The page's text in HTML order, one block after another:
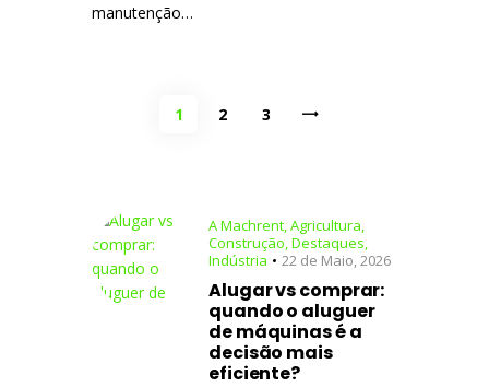
manutenção…
Navegação de artigos
PAGE
1 PAGE
2 PAGE
3
A Machrent,Agricultura,
Construção,Destaques,
Indústria
22 de Maio, 2026
Alugar vs comprar:
quando o aluguer
de máquinas é a
decisão mais
eficiente?